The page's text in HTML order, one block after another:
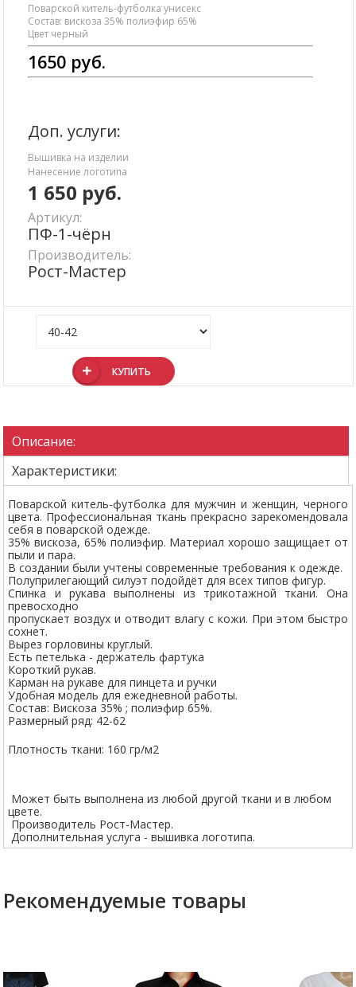
Поварской китель-футболка унисекс
Состав: вискоза 35% полиэфир 65%
Цвет черный
1650 руб.
Доп. услуги:
Вышивка на изделии
Нанесение логотипа
1 650 руб.
Артикул:
ПФ-1-чёрн
Производитель:
Рост-Мастер
КУПИТЬ
Описание:
Характеристики:
Поварской китель-футболка для мужчин и женщин, черного
цвета. Профессиональная ткань прекрасно зарекомендовала
себя в поварской одежде.
35% вискоза, 65% полиэфир. Материал хорошо защищает от
пыли и пара.
В создании были учтены современные требования к одежде.
Полуприлегающий силуэт подойдёт для всех типов фигур.
Спинка и рукава выполнены из трикотажной ткани. Она
превосходно
пропускает воздух и отводит влагу с кожи. При этом быстро
сохнет.
Вырез горловины круглый.
Есть петелька - держатель фартука
Короткий рукав.
Карман на рукаве для пинцета и ручки
Удобная модель для ежедневной работы.
Состав: Вискоза 35% ; полиэфир 65%.
Размерный ряд: 42-62
Плотность ткани: 160 гр/м2
Может быть выполнена из любой другой ткани и в любом
цвете.
Производитель Рост-Мастер.
Дополнительная услуга - вышивка логотипа.
Рекомендуемые товары